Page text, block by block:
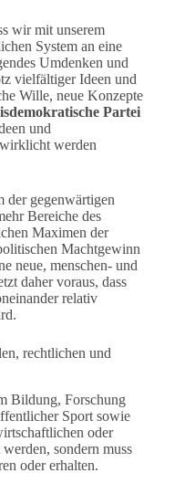
wir mit unserem
System an eine
Umdenken und
vielfältiger Ideen und
Wille, neue Konzepte
Partei
und
werden
der gegenwärtigen
Bereiche des
Maximen der
Machtgewinn
neue, menschen- und
daher voraus, dass
relativ
rechtlichen und
Bildung, Forschung
Sport sowie
oder
sondern muss
oder erhalten.